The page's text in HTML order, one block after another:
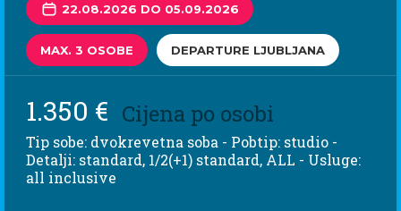
22.08.2026 DO 05.09.2026
MAX. 3 OSOBE DEPARTURE LJUBLJANA
1.350 € Cijena po osobi
Tip sobe: dvokrevetna soba - Pobtip: studio -
Detalji: standard, 1/2(+1) standard, ALL - Usluge:
all inclusive